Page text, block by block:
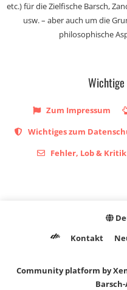
etc.) für die Zielfische Barsch,
usw. – aber auch um die
philosophische
Zum Impressum
Wichtiges zum
Fehler, Lob & Kritik
Kontakt
Community platform by